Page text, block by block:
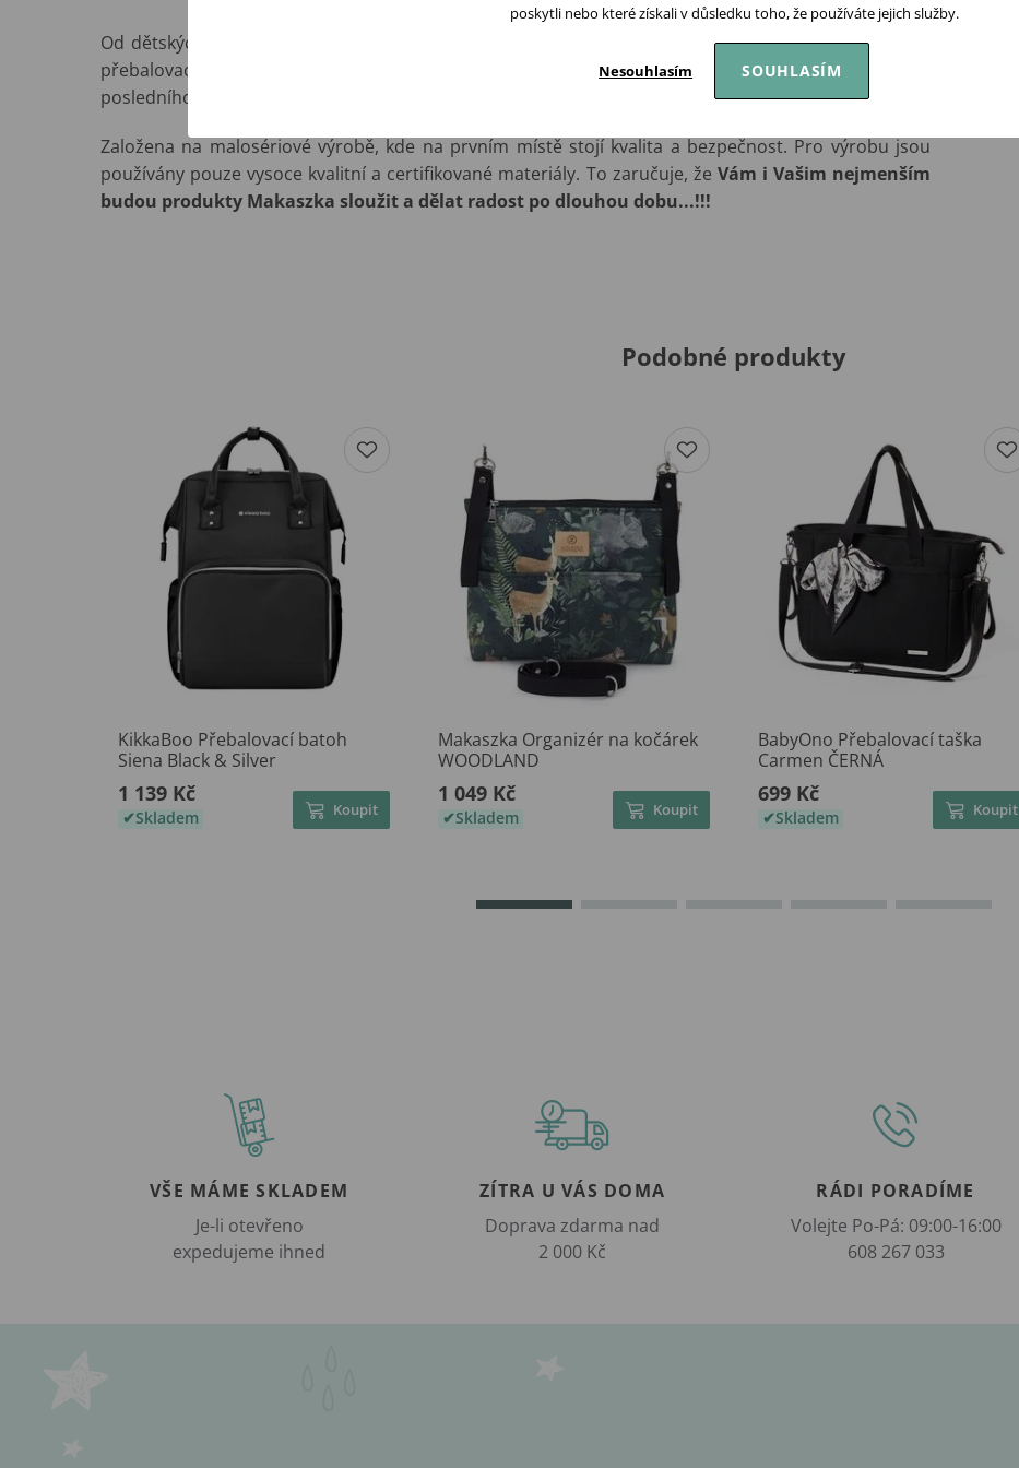
Od dětských dek, přes kompletní vybavení do postýlky a dětského pokoje, doplňky do kočárku, po
přebalovací tašky a organizéry pro maminky...a to v ucelených kolekcích, které Vám umožní vše do
posledního detailu sladit a nakombinovat.
Založena na malosériové výrobě, kde na prvním místě stojí kvalita a bezpečnost. Pro výrobu jsou
používány pouze vysoce kvalitní a certifikované materiály. To zaručuje, že Vám i Vašim nejmenším
budou produkty Makaszka sloužit a dělat radost po dlouhou dobu...!!!
Podobné produkty
KikkaBoo Přebalovací batoh
Siena Black & Silver
1 139 Kč
Skladem Koupit
Makaszka Organizér na kočárek
WOODLAND
1 049 Kč
Skladem Koupit
BabyOno Přebalovací taška
Carmen ČERNÁ
699 Kč
Skladem Koupit
VŠE MÁME SKLADEM
Je-li otevřeno
expedujeme ihned
ZÍTRA U VÁS DOMA
Doprava zdarma nad
2 000 Kč
RÁDI PORADÍME
Volejte Po-Pá: 09:00-16:00
608 267 033
poskytli nebo které získali v důsledku toho, že používáte jejich služby.
Nesouhlasím SOUHLASÍM